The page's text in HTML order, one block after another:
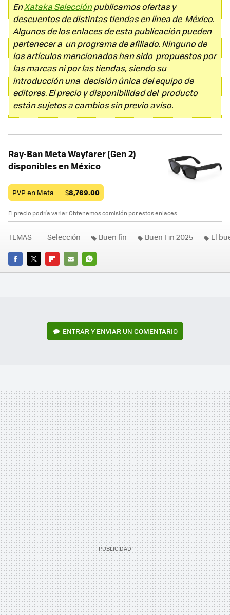
EnXataka Selecciónpublicamos ofertas y
descuentos de distintas tiendas en línea de México.
Algunos de los enlaces de esta publicación pueden
pertenecer a un programa de afiliado. Ninguno de
los artículos mencionados han sido propuestos por
las marcas ni por las tiendas, siendo su
introducción una decisión única del equipo de
editores. El precio y disponibilidad del producto
están sujetos a cambios sin previo aviso.
Ray-Ban Meta Wayfarer (Gen 2)
disponibles en México
PVP en Meta — $8,769.00
El precio podría variar. Obtenemos comisión por estos enlaces
FACEBOOK
TWITTERFLIPBOARD
E-
WHATSAPP
TEMAS Selección Buen fin Buen Fin 2025 El
ENTRAR Y ENVIAR UN COMENTARIO